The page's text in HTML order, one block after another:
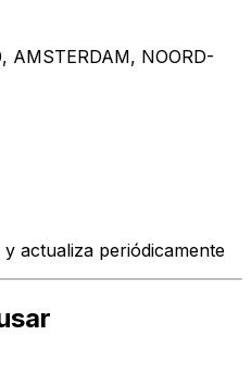
AMSTERDAM, NOORD-
actualiza periódicamente